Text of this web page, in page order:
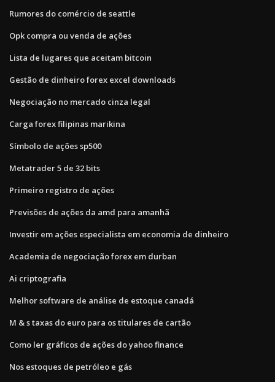
Rumores do comércio de seattle
Opk compra ou venda de ações
Lista de lugares que aceitam bitcoin
Gestão de dinheiro forex excel downloads
Negociação no mercado cinza legal
Carga forex filipinas marikina
Símbolo de ações sp500
Metatrader 5 de 32 bits
Primeiro registro de ações
Previsões de ações da amd para amanhã
Investir em ações especialista em economia de dinheiro
Academia de negociação forex em durban
Ai criptografia
Melhor software de análise de estoque canadá
M & s taxas do euro para os titulares de cartão
Como ler gráficos de ações do yahoo finance
Nos estoques de petróleo e gás